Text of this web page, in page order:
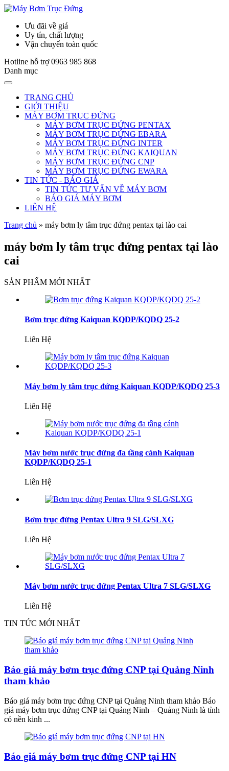
Ưu đãi về giá
Uy tín, chất lượng
Vận chuyển toàn quốc
Hotline hỗ trợ 0963 985 868
Danh mục
TRANG CHỦ
GIỚI THIỆU
MÁY BƠM TRỤC ĐỨNG
MÁY BƠM TRỤC ĐỨNG PENTAX
MÁY BƠM TRỤC ĐỨNG EBARA
MÁY BƠM TRỤC ĐỨNG INTER
MÁY BƠM TRỤC ĐỨNG KAIQUAN
MÁY BƠM TRỤC ĐỨNG CNP
MÁY BƠM TRỤC ĐỨNG EWARA
TIN TỨC - BÁO GIÁ
TIN TỨC TƯ VẤN VỀ MÁY BƠM
BÁO GIÁ MÁY BƠM
LIÊN HỆ
Trang chủ » máy bơm ly tâm trục đứng pentax tại lào cai
máy bơm ly tâm trục đứng pentax tại lào
cai
SẢN PHẨM MỚI NHẤT
Bơm trục đứng Kaiquan KQDP/KQDQ 25-2
Liên Hệ
Máy bơm ly tâm trục đứng Kaiquan KQDP/KQDQ 25-3
Liên Hệ
Máy bơm nước trục đứng đa tầng cánh Kaiquan
KQDP/KQDQ 25-1
Liên Hệ
Bơm trục đứng Pentax Ultra 9 SLG/SLXG
Liên Hệ
Máy bơm nước trục đứng Pentax Ultra 7 SLG/SLXG
Liên Hệ
TIN TỨC MỚI NHẤT
Báo giá máy bơm trục đứng CNP tại Quảng Ninh
tham khảo
Báo giá máy bơm trục đứng CNP tại Quảng Ninh tham khảo Báo
giá máy bơm trục đứng CNP tại Quảng Ninh – Quảng Ninh là tỉnh
có nền kinh ...
Báo giá máy bơm trục đứng CNP tại HN